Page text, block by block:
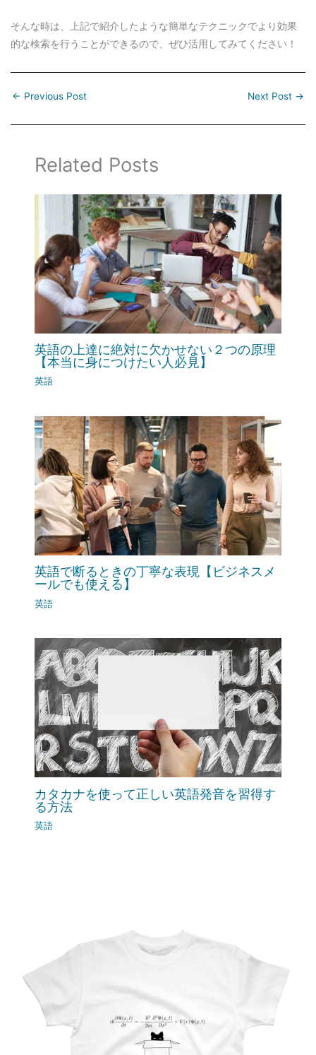
そんな時は、上記で紹介したような簡単なテクニックでより効果
的な検索を行うことができるので、ぜひ活用してみてください！
← Previous Post Next Post →
Related Posts
英語の上達に絶対に欠かせない２つの原理
【本当に身につけたい人必見】
英語
英語で断るときの丁寧な表現【ビジネスメ
ールでも使える】
英語
カタカナを使って正しい英語発音を習得す
る方法
英語